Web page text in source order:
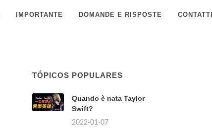
IMPORTANTE DOMANDE E RISPOSTE
TÓPICOS POPULARES
Quando è nata Taylor
Swift?
2022-01-07